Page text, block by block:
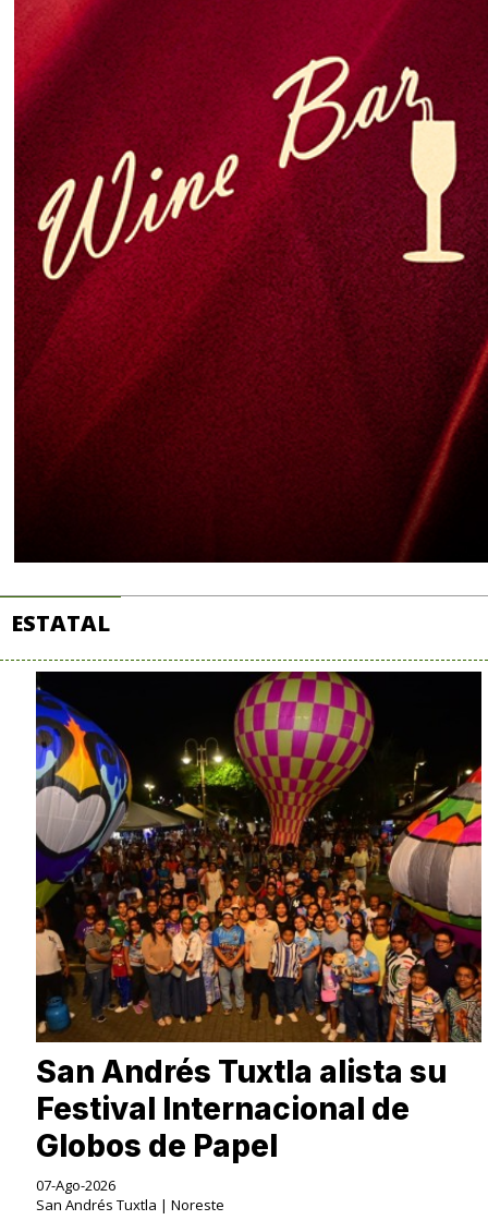
ESTATAL
San Andrés Tuxtla alista su
Festival Internacional de
Globos de Papel
07-Ago-2026
San Andrés Tuxtla | Noreste